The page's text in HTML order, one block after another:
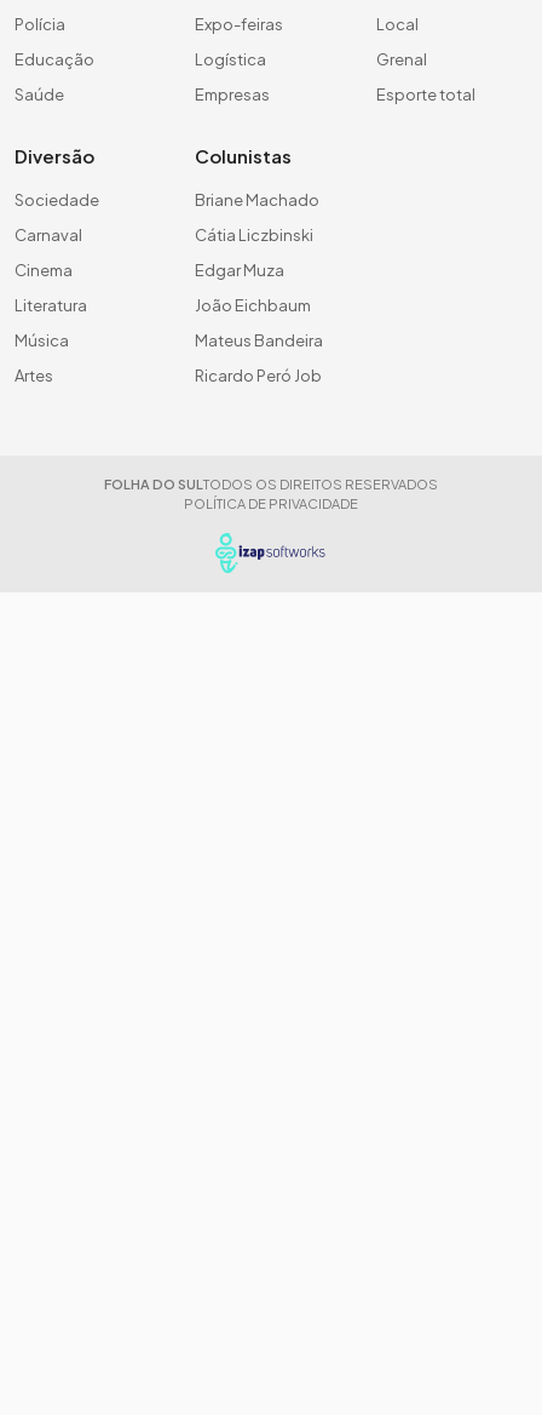
Polícia
Educação
Saúde
Expo-feiras
Logística
Empresas
Local
Grenal
Esporte total
Diversão
Sociedade
Carnaval
Cinema
Literatura
Música
Artes
Colunistas
Briane Machado
Cátia Liczbinski
Edgar Muza
João Eichbaum
Mateus Bandeira
Ricardo Peró Job
FOLHA DO SUL TODOS OS DIREITOS RESERVADOS
POLÍTICA DE PRIVACIDADE